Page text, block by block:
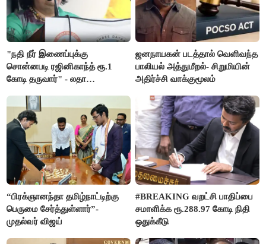
"நதி நீர் இணைப்புக்கு
சொன்னபடி ரஜினிகாந்த் ரூ.1
கோடி தருவார்" - லதா
ஜனநாயகன் படத்தால் வெளிவந்த
பாலியல் அத்துமீறல்- சிறுமியின்
அதிர்ச்சி வாக்குமூலம்
“பிரக்ஞானந்தா தமிழ்நாட்டிற்கு
பெருமை சேர்த்துள்ளார்”-
முதல்வர் விஜய்
#BREAKING வறட்சி பாதிப்பை
சமாளிக்க ரூ.288.97 கோடி நிதி
ஒதுக்கீடு